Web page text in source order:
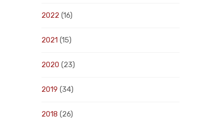
2022 (16)
2021 (15)
2020 (23)
2019 (34)
2018 (26)